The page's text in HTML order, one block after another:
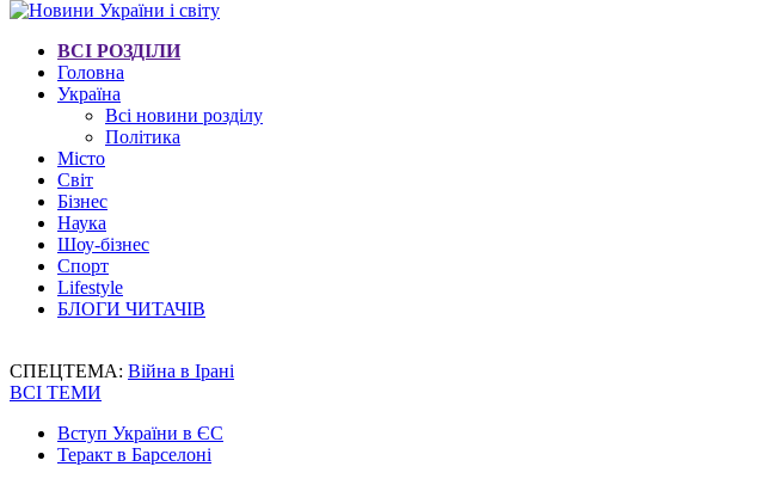
ВСІ РОЗДІЛИ
Головна
Україна
Всі новини розділу
Політика
Місто
Світ
Бізнес
Наука
Шоу-бізнес
Спорт
Lifestyle
БЛОГИ ЧИТАЧІВ
СПЕЦТЕМА: Війна в Ірані
ВСІ ТЕМИ
Вступ України в ЄС
Теракт в Барселоні